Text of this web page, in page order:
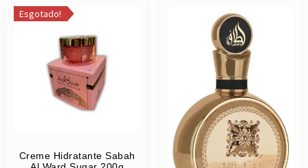
Esgotado!
Creme Hidratante Sabah